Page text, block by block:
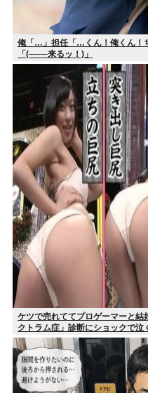
俺「…」担任「…くん！俺くん！
「(───来るッ！)」
ケツで売れててプロゲーマーと
クトラム症」診断にショックで泣